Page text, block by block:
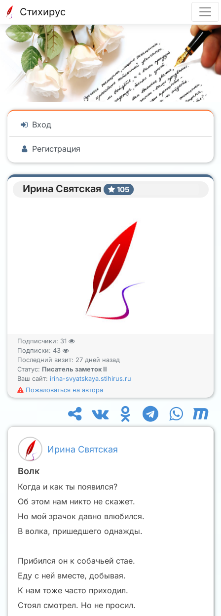
Стихирус
Вход
Регистрация
Ирина Святская 105
Подписчики: 31
Подписки: 43
Последний визит: 27 дней назад
Статус: Писатель заметок II
Ваш сайт: irina-svyatskaya.stihirus.ru
Пожаловаться на автора
Ирина Святская
Волк
Когда и как ты появился?
Об этом нам никто не скажет.
Но мой зрачок давно влюбился.
В волка, пришедшего однажды.
Прибился он к собачьей стае.
Еду с ней вместе, добывая.
К нам тоже часто приходил.
Стоял смотрел. Но не просил.